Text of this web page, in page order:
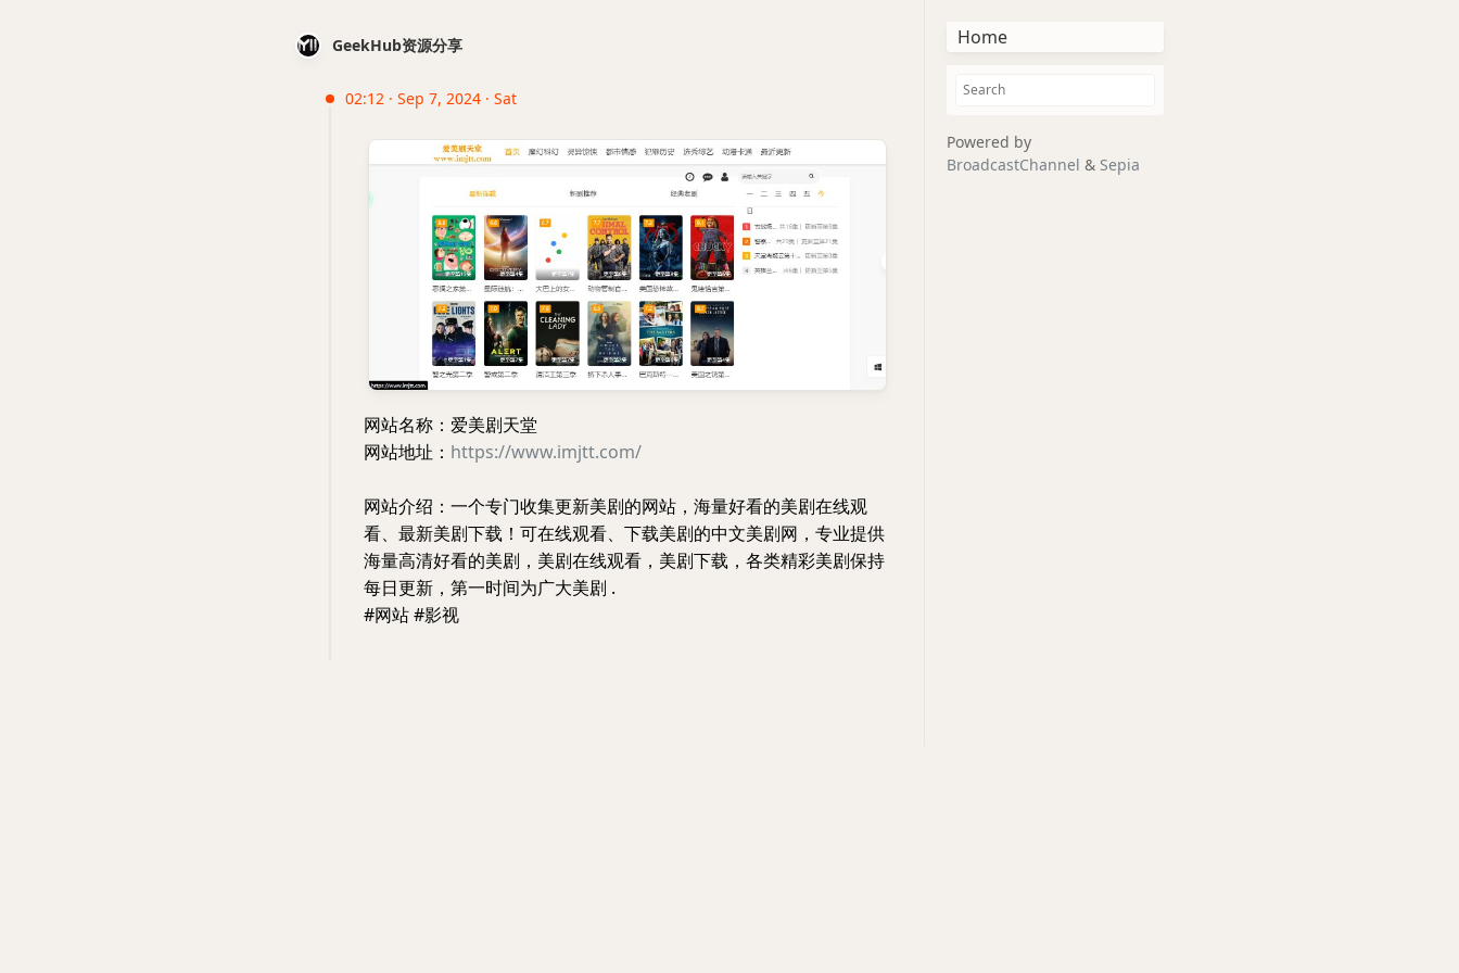
GeekHub资源分享
02:12 · Sep 7, 2024 · Sat
网站名称：爱美剧天堂
网站地址： https://www.imjtt.com/
网站介绍：一个专门收集更新美剧的网站，海量好看的美剧在线观
看、最新美剧下载！可在线观看、下载美剧的中文美剧网，专业提供
海量高清好看的美剧，美剧在线观看，美剧下载，各类精彩美剧保持
每日更新，第一时间为广大美剧 .
#网站 #影视
Home
Powered by
BroadcastChannel & Sepia